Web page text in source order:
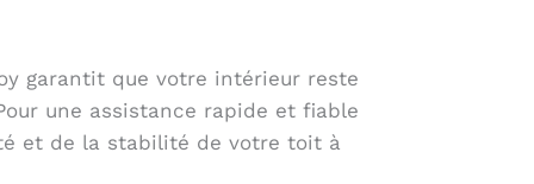
garantit que votre intérieur reste
une assistance rapide et fiable
et de la stabilité de votre toit à